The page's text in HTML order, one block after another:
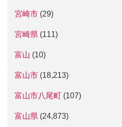
宮崎市 (29)
宮崎県 (111)
富山 (10)
富山市 (18,213)
富山市八尾町 (107)
富山県 (24,873)